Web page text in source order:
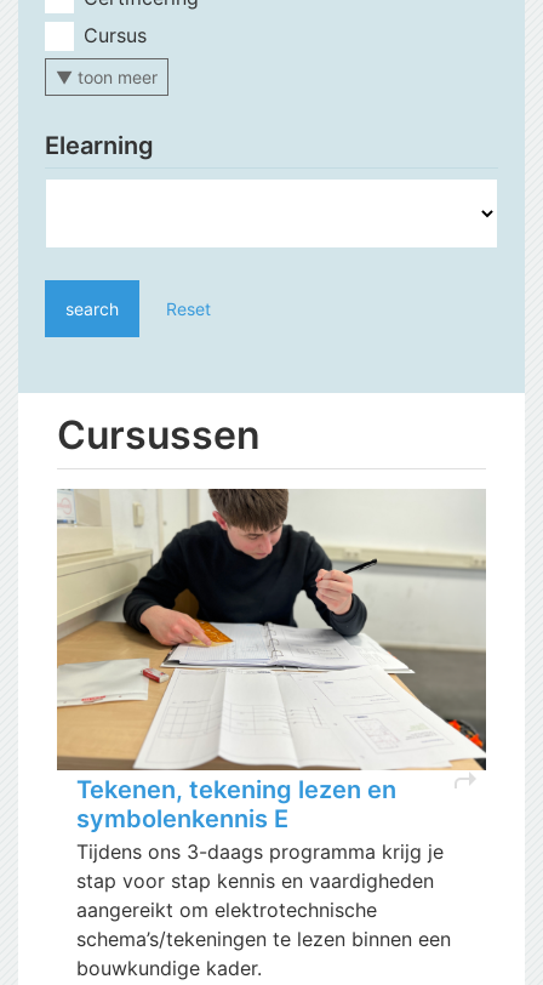
Cursus
▼ toon meer
Elearning
search Reset
Cursussen
shortcut
Tekenen, tekening lezen en
symbolenkennis E
Tijdens ons 3-daags programma krijg je
stap voor stap kennis en vaardigheden
aangereikt om elektrotechnische
schema’s/tekeningen te lezen binnen een
bouwkundige kader.